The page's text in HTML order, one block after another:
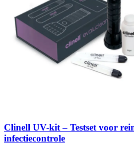
Clinell UV-kit – Testset voor
infectiecontrole